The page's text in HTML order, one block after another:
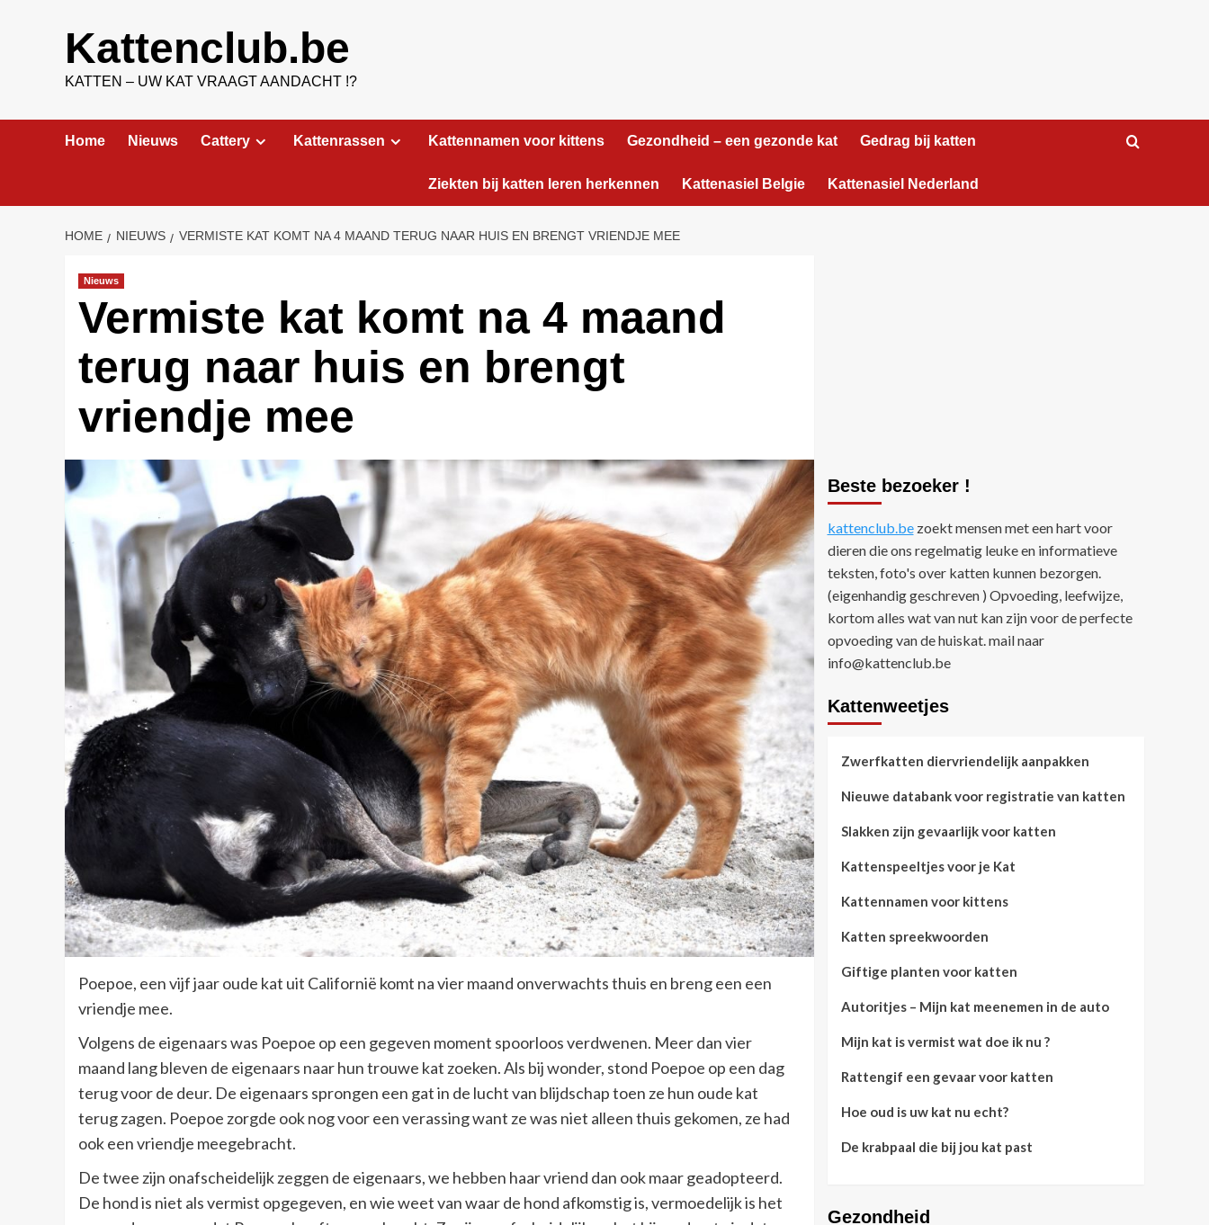
Kattenclub.be
KATTEN – UW KAT VRAAGT AANDACHT !?
Home Nieuws Cattery Kattenrassen Kattennamen voor kittens Gezondheid – een gezonde kat Gedrag bij katten
Ziekten bij katten leren herkennen Kattenasiel Belgie Kattenasiel Nederland
HOME NIEUWS VERMISTE KAT KOMT NA 4 MAAND TERUG NAAR HUIS EN BRENGT VRIENDJE MEE
Nieuws
Vermiste kat komt na 4 maand
terug naar huis en brengt
vriendje mee
Poepoe, een vijf jaar oude kat uit Californië komt na vier maand onverwachts thuis en breng een een
vriendje mee.
Volgens de eigenaars was Poepoe op een gegeven moment spoorloos verdwenen. Meer dan vier
maand lang bleven de eigenaars naar hun trouwe kat zoeken. Als bij wonder, stond Poepoe op een dag
terug voor de deur. De eigenaars sprongen een gat in de lucht van blijdschap toen ze hun oude kat
terug zagen. Poepoe zorgde ook nog voor een verassing want ze was niet alleen thuis gekomen, ze had
ook een vriendje meegebracht.
De twee zijn onafscheidelijk zeggen de eigenaars, we hebben haar vriend dan ook maar geadopteerd.
De hond is niet als vermist opgegeven, en wie weet van waar de hond afkomstig is, vermoedelijk is het
Beste bezoeker !
kattenclub.bezoekt mensen met een hart voor
dieren die ons regelmatig leuke en informatieve
teksten, foto's over katten kunnen bezorgen.
(eigenhandig geschreven ) Opvoeding, leefwijze,
kortom alles wat van nut kan zijn voor de perfecte
opvoeding van de huiskat. mail naar
info@kattenclub.be
Kattenweetjes
Zwerfkatten diervriendelijk aanpakken
Nieuwe databank voor registratie van katten
Slakken zijn gevaarlijk voor katten
Kattenspeeltjes voor je Kat
Kattennamen voor kittens
Katten spreekwoorden
Giftige planten voor katten
Autoritjes – Mijn kat meenemen in de auto
Mijn kat is vermist wat doe ik nu ?
Rattengif een gevaar voor katten
Hoe oud is uw kat nu echt?
De krabpaal die bij jou kat past
Gezondheid